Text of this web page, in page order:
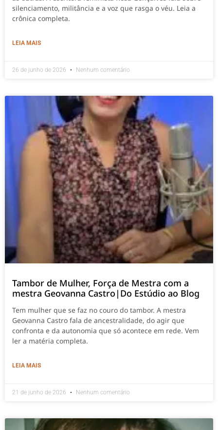
silenciamento, militância e a voz que rasga o véu. Leia a
crônica completa.
LEIA MAIS
26 de junho de 2026 Nenhum comentário
Tambor de Mulher, Força de Mestra com a
mestra Geovanna Castro|Do Estúdio ao Blog
Tem mulher que se faz no couro do tambor. A mestra
Geovanna Castro fala de ancestralidade, do agir que
confronta e da autonomia que só acontece em rede. Vem
ler a matéria completa.
LEIA MAIS
21 de junho de 2026 Nenhum comentário